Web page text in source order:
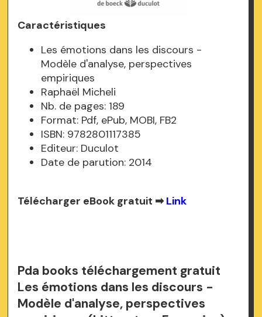
Caractéristiques
Les émotions dans les discours -
Modèle d'analyse, perspectives
empiriques
Raphaël Micheli
Nb. de pages: 189
Format: Pdf, ePub, MOBI, FB2
ISBN: 9782801117385
Editeur: Duculot
Date de parution: 2014
Télécharger eBook gratuit ➡Link
Pda books téléchargement gratuit
Les émotions dans les discours -
Modèle d'analyse, perspectives